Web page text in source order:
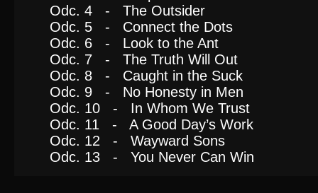
Odc. 4 - The Outsider
Odc. 5 - Connect the Dots
Odc. 6 - Look to the Ant
Odc. 7 - The Truth Will Out
Odc. 8 - Caught in the Suck
Odc. 9 - No Honesty in Men
Odc. 10 - In Whom We Trust
Odc. 11 - A Good Day’s Work
Odc. 12 - Wayward Sons
Odc. 13 - You Never Can Win